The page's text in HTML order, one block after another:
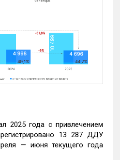
2025 года с привлечением
13 287 ДДУ
— июня текущего года